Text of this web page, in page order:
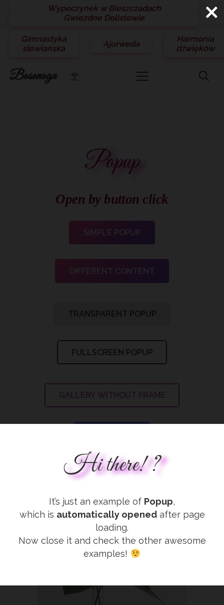
Wypoczynek w Bieszczadach
Gwiezdne Dolistowie
Gimnastyka
słowiańska
Ajurweda
Harmonia
dźwięków
Bosonoga
Popup
Open by button click
SIMPLE POPUP
DIFFERENT CONTENT
TRANSPARENT POPUP
FULLSCREEN POPUP
GALLERY WITHOUT FRAME
Hi there! ?
It’s just an example of Popup,
which is automatically openedafter page
loading.
Now close it and check the other awesome
examples!